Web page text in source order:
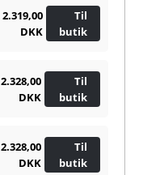
2.319,00
DKK
Til
butik
2.328,00
DKK
Til
butik
2.328,00
DKK
Til
butik